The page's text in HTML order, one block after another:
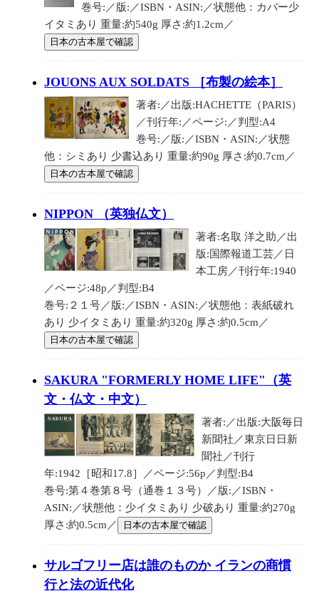
巻号:／版:／ISBN・ASIN:／状態他：カバー少
イタミあり 重量:約540g 厚さ:約1.2cm／
日本の古本屋で確認
JOUONS AUX SOLDATS ［布製の絵本］
著者:／出版:HACHETTE（PARIS）
／刊行年:／ページ:／判型:A4
巻号:／版:／ISBN・ASIN:／状態
他：シミあり 少書込あり 重量:約90g 厚さ:約0.7cm／
日本の古本屋で確認
NIPPON （英独仏文）
著者:名取 洋之助／出
版:国際報道工芸／日
本工房／刊行年:1940
／ページ:48p／判型:B4
巻号:２１号／版:／ISBN・ASIN:／状態他：表紙破れ
あり 少イタミあり 重量:約320g 厚さ:約0.5cm／
日本の古本屋で確認
SAKURA "FORMERLY HOME LIFE"（英
文・仏文・中文）
著者:／出版:大阪毎日
新聞社／東京日日新
聞社／刊行
年:1942［昭和17.8］／ページ:56p／判型:B4
巻号:第４巻第８号（通巻１３号）／版:／ISBN・
ASIN:／状態他：少イタミあり 少破あり 重量:約270g
厚さ:約0.5cm／
日本の古本屋で確認
サルゴフリー店は誰のものか イランの商慣
行と法の近代化